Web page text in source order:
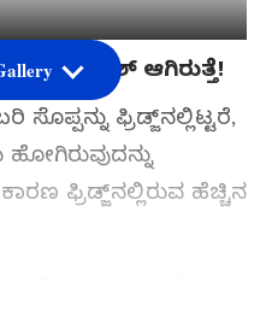
ದಿನ ಫ್ರೆಶ್ ಆಗಿರುತ್ತೆ!
ಸೊಪ್ಪನ್ನು ಫ್ರಿಡ್ಜ್‌ನಲ್ಲಿಟ್ಟರೆ,
ಫ್ರಿಡ್ಜ್‌ನಲ್ಲಿರುವ ಹೆಚ್ಚಿನ